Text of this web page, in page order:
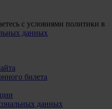
с условиями политики в
данных
билета
данных